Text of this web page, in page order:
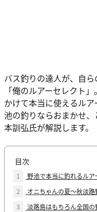
バス釣りの達人が、自
「俺のルアーセレクト
かけて本当に使えるル
池の釣りならおまかせ
本訓弘氏が解説します。
目次
1
野池で本当に釣れるルア
2
オニちゃんの夏〜秋淡
3
淡路島はもちろん全国